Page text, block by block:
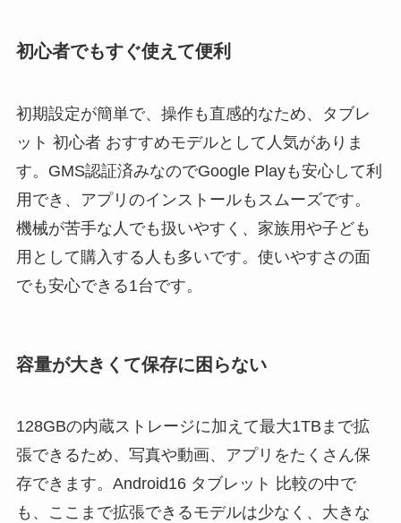
初心者でもすぐ使えて便利
初期設定が簡単で、操作も直感的なため、タブレ
ット 初心者 おすすめモデルとして人気がありま
す。GMS認証済みなのでGoogle Playも安心して利
用でき、アプリのインストールもスムーズです。
機械が苦手な人でも扱いやすく、家族用や子ども
用として購入する人も多いです。使いやすさの面
でも安心できる1台です。
容量が大きくて保存に困らない
128GBの内蔵ストレージに加えて最大1TBまで拡
張できるため、写真や動画、アプリをたくさん保
存できます。Android16 タブレット 比較の中で
も、ここまで拡張できるモデルは少なく、大きな